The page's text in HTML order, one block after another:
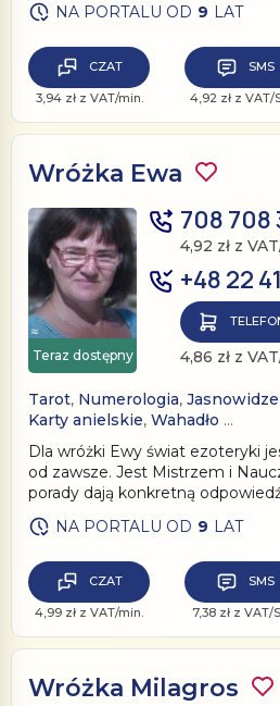
CZAT
3,94 zł z VAT/min.
SMS
4,92 zł z VAT/
NA PORTALU OD 9 LAT
Wróżka Ewa
Teraz dostępny
708 708
4,92 zł z
+48 22
4,86 zł z
CZAT
4,99 zł z VAT/min.
SMS
7,38 zł z VAT/
Tarot, Numerologia,
Karty anielskie, Wahadło …
Dla wróżki Ewy świat ezoteryki
od zawsze. Jest Mistrzem i
porady dają konkretną
NA PORTALU OD 9 LAT
Wróżka Milagros